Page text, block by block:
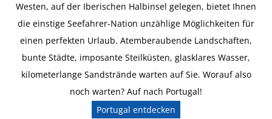
Westen, auf der Iberischen Halbinsel gelegen, bietet Ihnen
die einstige Seefahrer-Nation unzählige Möglichkeiten für
einen perfekten Urlaub. Atemberaubende Landschaften,
bunte Städte, imposante Steilküsten, glasklares Wasser,
kilometerlange Sandstrände warten auf Sie. Worauf also
noch warten? Auf nach Portugal!
Portugal entdecken